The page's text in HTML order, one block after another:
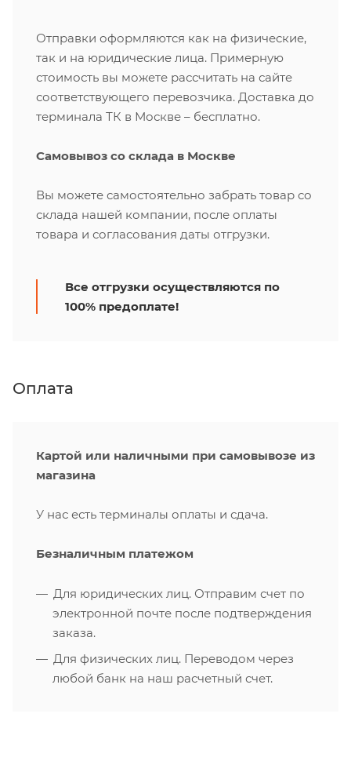
Отправки оформляются как на физические,
так и на юридические лица. Примерную
стоимость вы можете рассчитать на сайте
соответствующего перевозчика. Доставка до
терминала ТК в Москве – бесплатно.
Самовывоз со склада в Москве
Вы можете самостоятельно забрать товар со
склада нашей компании, после оплаты
товара и согласования даты отгрузки.
Все отгрузки осуществляются по
100% предоплате!
Оплата
Картой или наличными при самовывозе из
магазина
У нас есть терминалы оплаты и сдача.
Безналичным платежом
Для юридических лиц. Отправим счет по
электронной почте после подтверждения
заказа.
Для физических лиц. Переводом через
любой банк на наш расчетный счет.